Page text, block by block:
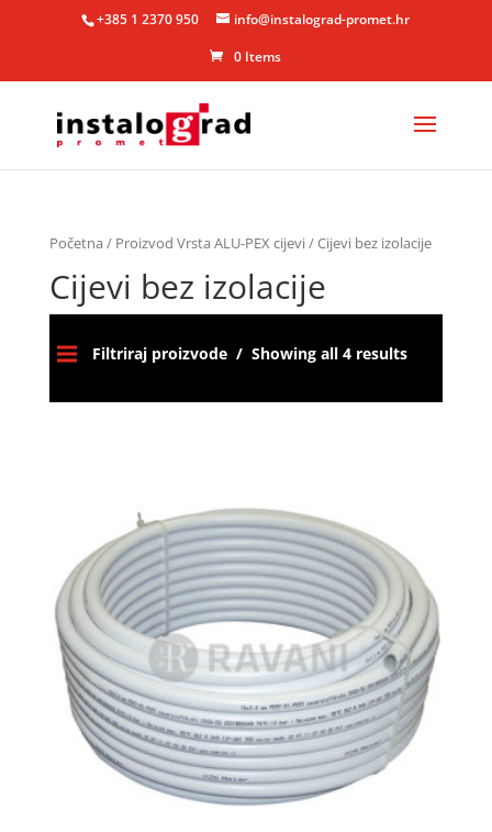
+385 1 2370 950
info@instalograd-promet.hr
0 Items
Početna / Proizvod Vrsta ALU-PEX cijevi / Cijevi bez izolacije
Cijevi bez izolacije
Filtriraj proizvode Showing all 4 results